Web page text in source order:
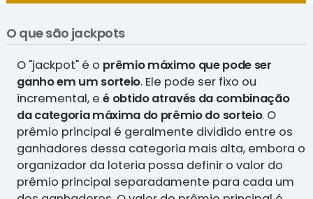
O que são jackpots
O "jackpot" é o prêmio máximo que pode ser
ganho em um sorteio. Ele pode ser fixo ou
incremental, eé obtido através da combinação
da categoria máxima do prêmio do sorteio. O
prêmio principal é geralmente dividido entre os
ganhadores dessa categoria mais alta, embora o
organizador da loteria possa definir o valor do
prêmio principal separadamente para cada um